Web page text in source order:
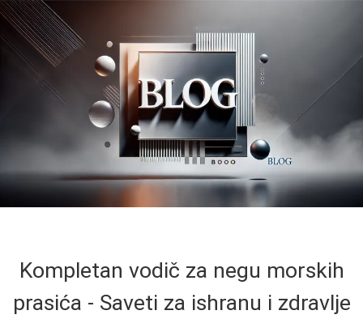
Kompletan vodič za negu morskih
prasića - Saveti za ishranu i zdravlje